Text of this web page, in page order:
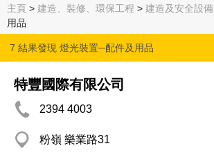
主頁 > 建造、裝修、環保工程 > 建造及安全設備
用品
7 結果發現 燈光裝置─配件及用品
特豐國際有限公司
2394 4003
粉嶺 樂業路31